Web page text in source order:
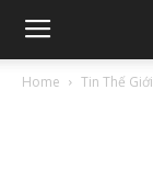
Home Tin Thế Giới